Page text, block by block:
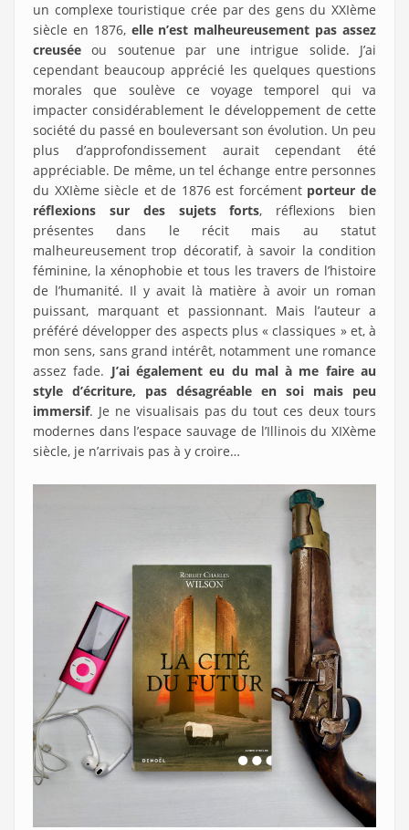
un complexe touristique crée par des gens du XXIème
siècle en 1876, elle n’est malheureusement pas assez
creusée ou soutenue par une intrigue solide. J’ai
cependant beaucoup apprécié les quelques questions
morales que soulève ce voyage temporel qui va
impacter considérablement le développement de cette
société du passé en bouleversant son évolution. Un peu
plus d’approfondissement aurait cependant été
appréciable. De même, un tel échange entre personnes
du XXIème siècle et de 1876 est forcément porteur de
réflexions sur des sujets forts, réflexions bien
présentes dans le récit mais au statut
malheureusement trop décoratif, à savoir la condition
féminine, la xénophobie et tous les travers de l’histoire
de l’humanité. Il y avait là matière à avoir un roman
puissant, marquant et passionnant. Mais l’auteur a
préféré développer des aspects plus « classiques » et, à
mon sens, sans grand intérêt, notamment une romance
assez fade. J’ai également eu du mal à me faire au
style d’écriture, pas désagréable en soi mais peu
immersif. Je ne visualisais pas du tout ces deux tours
modernes dans l’espace sauvage de l’Illinois du XIXème
siècle, je n’arrivais pas à y croire…